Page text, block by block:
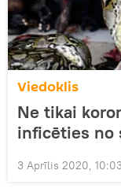
Viedoklis
Ne tikai
inficēties no
3 Aprīlis 2020, 10:03